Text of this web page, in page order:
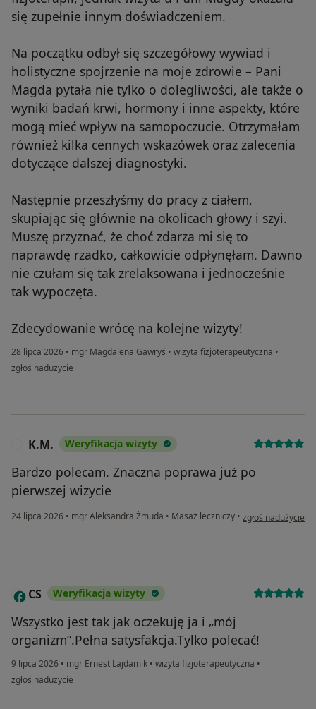
się zupełnie innym doświadczeniem.
Na początku odbył się szczegółowy wywiad i
holistyczne spojrzenie na moje zdrowie – Pani
Magda pytała nie tylko o dolegliwości, ale także o
wyniki badań krwi, hormony i inne aspekty, które
mogą mieć wpływ na samopoczucie. Otrzymałam
również kilka cennych wskazówek oraz zalecenia
dotyczące dalszej diagnostyki.
Następnie przeszłyśmy do pracy z ciałem,
skupiając się głównie na okolicach głowy i szyi.
Muszę przyznać, że choć zdarza mi się to
naprawdę rzadko, całkowicie odpłynęłam. Dawno
nie czułam się tak zrelaksowana i jednocześnie
tak wypoczęta.
Zdecydowanie wrócę na kolejne wizyty!
28 lipca 2026 • mgr Magdalena Gawryś • wizyta fizjoterapeutyczna •
w opinii użytkownika Diana
zgłoś nadużycie
K.M. Weryfikacja wizyty
Bardzo polecam. Znaczna poprawa już po
pierwszej wizycie
24 lipca 2026 • mgr Aleksandra Żmuda • Masaż leczniczy • w opinii
zgłoś nadużycie
C CS Weryfikacja wizyty
Wszystko jest tak jak oczekuję ja i „mój
organizm”.Pełna satysfakcja.Tylko polecać!
9 lipca 2026 • mgr Ernest Lajdamik • wizyta fizjoterapeutyczna •
w opinii użytkownika CS
zgłoś nadużycie